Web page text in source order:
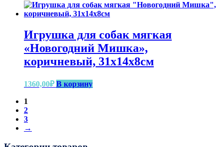
Игрушка для собак мягкая
«Новогодний Мишка»,
коричневый, 31х14х8см
1360,00₽ В корзину
1
2
3
→